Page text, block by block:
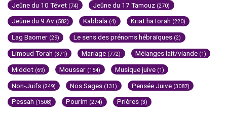
Jeûne du 10 Tévet (74) Jeûne du 17 Tamouz (270)
Jeûne du 9 Av (582) Kabbala (4) Kriat haTorah (220)
Lag Baomer (29) Le sens des prénoms hébraïques (2)
Limoud Torah (371) Mariage (772) Mélanges lait/viande (1)
Middot (69) Moussar (154) Musique juive (1)
Non-Juifs (249) Nos Sages (131) Pensée Juive (3087)
Pessah (1508) Pourim (274) Prières (3)